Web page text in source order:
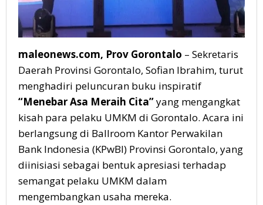
maleonews.com, Prov Gorontalo – Sekretaris
Daerah Provinsi Gorontalo, Sofian Ibrahim, turut
menghadiri peluncuran buku inspiratif
“Menebar Asa Meraih Cita”yang mengangkat
kisah para pelaku UMKM di Gorontalo. Acara ini
berlangsung di Ballroom Kantor Perwakilan
Bank Indonesia (KPwBI) Provinsi Gorontalo, yang
diinisiasi sebagai bentuk apresiasi terhadap
semangat pelaku UMKM dalam
mengembangkan usaha mereka.